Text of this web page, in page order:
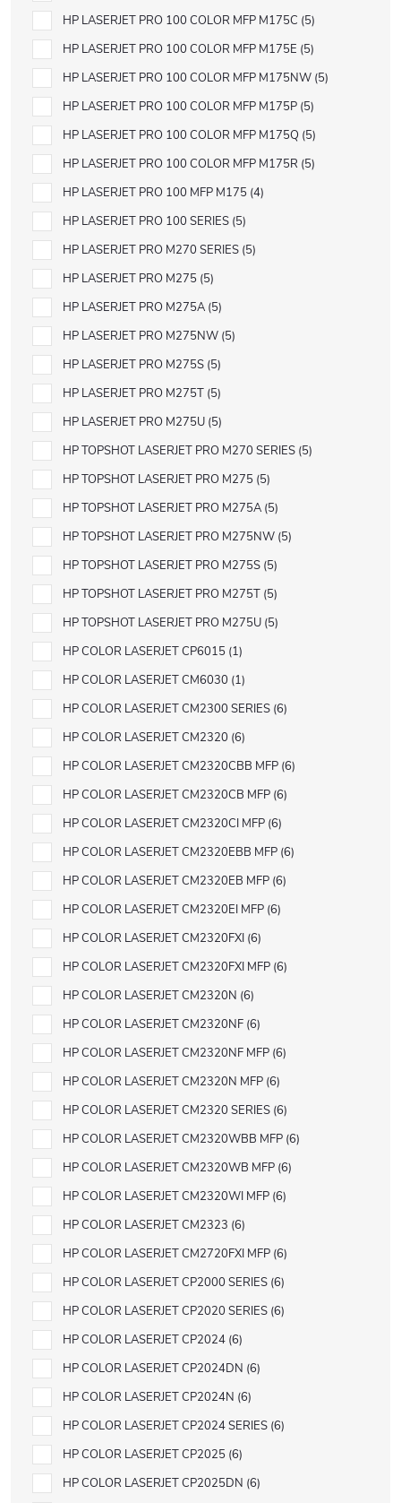
HP LASERJET PRO 100 COLOR MFP M175C 5
HP LASERJET PRO 100 COLOR MFP M175E 5
HP LASERJET PRO 100 COLOR MFP M175NW 5
HP LASERJET PRO 100 COLOR MFP M175P 5
HP LASERJET PRO 100 COLOR MFP M175Q 5
HP LASERJET PRO 100 COLOR MFP M175R 5
HP LASERJET PRO 100 MFP M175 4
HP LASERJET PRO 100 SERIES 5
HP LASERJET PRO M270 SERIES 5
HP LASERJET PRO M275 5
HP LASERJET PRO M275A 5
HP LASERJET PRO M275NW 5
HP LASERJET PRO M275S 5
HP LASERJET PRO M275T 5
HP LASERJET PRO M275U 5
HP TOPSHOT LASERJET PRO M270 SERIES 5
HP TOPSHOT LASERJET PRO M275 5
HP TOPSHOT LASERJET PRO M275A 5
HP TOPSHOT LASERJET PRO M275NW 5
HP TOPSHOT LASERJET PRO M275S 5
HP TOPSHOT LASERJET PRO M275T 5
HP TOPSHOT LASERJET PRO M275U 5
HP COLOR LASERJET CP6015 1
HP COLOR LASERJET CM6030 1
HP COLOR LASERJET CM2300 SERIES 6
HP COLOR LASERJET CM2320 6
HP COLOR LASERJET CM2320CBB MFP 6
HP COLOR LASERJET CM2320CB MFP 6
HP COLOR LASERJET CM2320CI MFP 6
HP COLOR LASERJET CM2320EBB MFP 6
HP COLOR LASERJET CM2320EB MFP 6
HP COLOR LASERJET CM2320EI MFP 6
HP COLOR LASERJET CM2320FXI 6
HP COLOR LASERJET CM2320FXI MFP 6
HP COLOR LASERJET CM2320N 6
HP COLOR LASERJET CM2320NF 6
HP COLOR LASERJET CM2320NF MFP 6
HP COLOR LASERJET CM2320N MFP 6
HP COLOR LASERJET CM2320 SERIES 6
HP COLOR LASERJET CM2320WBB MFP 6
HP COLOR LASERJET CM2320WB MFP 6
HP COLOR LASERJET CM2320WI MFP 6
HP COLOR LASERJET CM2323 6
HP COLOR LASERJET CM2720FXI MFP 6
HP COLOR LASERJET CP2000 SERIES 6
HP COLOR LASERJET CP2020 SERIES 6
HP COLOR LASERJET CP2024 6
HP COLOR LASERJET CP2024DN 6
HP COLOR LASERJET CP2024N 6
HP COLOR LASERJET CP2024 SERIES 6
HP COLOR LASERJET CP2025 6
HP COLOR LASERJET CP2025DN 6